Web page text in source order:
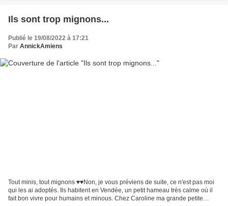
Ils sont trop mignons...
Publié le 19/08/2022 à 17:21
Par AnnickAmiens
Tout minis, tout mignons ♥♥Non, je vous préviens de suite, ce n'est pas moi
qui les ai adoptés. Ils habitent en Vendée, un petit hameau très calme où il
fait bon vivre pour humains et minous. Chez Caroline ma grande petite